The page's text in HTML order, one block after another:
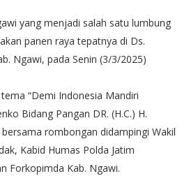
yang menjadi salah satu lumbung
panen raya tepatnya di Ds.
Ngawi, pada Senin (3/3/2025)
“Demi Indonesia Mandiri
Bidang Pangan DR. (H.C.) H.
bersama rombongan didampingi Wakil
Kabid Humas Polda Jatim
Forkopimda Kab. Ngawi.